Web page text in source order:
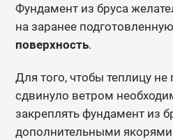
Фундамент из бруса
на заранее подготовленную
поверхность.
Для того, чтобы теплицу не
сдвинуло ветром
закреплять фундамент из
дополнительными